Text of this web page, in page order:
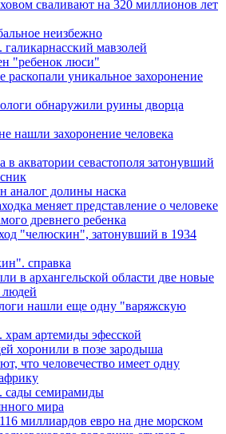
сваливают на 320 миллионов лет
неизбежно
галикарнасский мавзолей
"ребенок люси"
уникальное захоронение
обнаружили руины дворца
нашли захоронение человека
акватории севастополя затонувший
аналог долины наска
меняет представление о человеке
древнего ребенка
"челюскин", затонувший в 1934
справка
в архангельской области две новые
людей
нашли еще одну "варяжскую
храм артемиды эфесской
хоронили в позе зародыша
что человечество имеет одну
сады семирамиды
мира
миллиардов евро на дне морском